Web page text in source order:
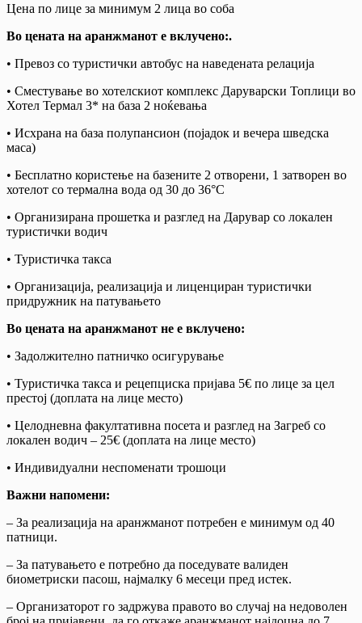
Цена по лице за минимум 2 лица во соба
Во цената на аранжманот е вклучено:.
• Πревоз со туристички автобус на наведената релација
• Сместување во хотелскиот комплекс Даруварски Топлици во
Хотел Термал 3* на база 2 ноќевања
• Исхрана на база полупансион (појадок и вечера шведска
маса)
• Бесплатно користење на базените 2 отворени, 1 затворен во
хотелот со термална вода од 30 до 36°C
• Организирана прошетка и разглед на Дарувар со локален
туристички водич
• Туристичка такса
• Организација, реализација и лиценциран туристички
придружник на патувањето
Во цената на аранжманот не е вклучено:
• Задолжително патничко осигурување
• Туристичка такса и рецепциска пријава 5€ по лице за цел
престој (доплата на лице место)
• Целодневна факултативна посета и разглед на Загреб со
локален водич – 25€ (доплата на лице место)
• Индивидуални неспоменати трошоци
Важни напомени:
– За реализација на аранжманот потребен е минимум од 40
патници.
– За патувањето е потребно да поседувате валиден
биометриски пасош, најмалку 6 месеци пред истек.
– Организаторот го задржува правото во случај на недоволен